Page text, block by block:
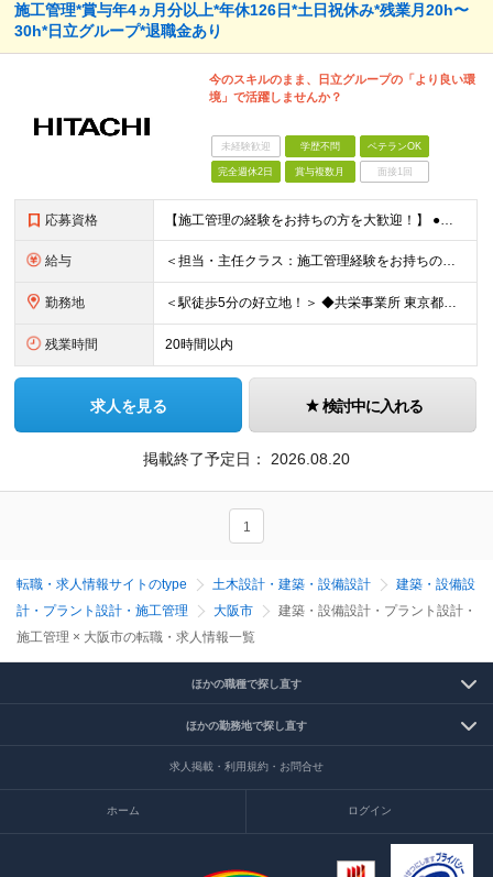
施工管理*賞与年4ヵ月分以上*年休126日*土日祝休み*残業月20h〜
30h*日立グループ*退職金あり
今のスキルのまま、日立グループの「より良い環
境」で活躍しませんか？
未経験歓迎 学歴不問 ベテランOK
完全週休2日 賞与複数月 面接1回
応募資格 【施工管理の経験をお持ちの方を大歓迎！】 ●普通自動車免許（AT限定可） ●下記いずれかの経験をお持ちの方 └電気・機械・土木・建築の勉強をした経験 └電気・機械系の資格をお持ちの方 └設備業や建築業
給与 ＜担当・主任クラス：施工管理経験をお持ちの方＞ 年収：340万円～600万円＋時間外手当＋諸手当 月給：21万円～38万円＋諸手当 ※経験・スキルにより優遇 ※残業代は別途支給します ※賞与：年2回（
勤務地 ＜駅徒歩5分の好立地！＞ ◆共栄事業所 東京都練馬区豊玉北6-15-14 共栄ビル3階 ◆栃木事業所 栃木県宇都宮市下栗1丁目17番1号 ◆大阪事業所 大阪府大阪市中央区久太郎町1丁目4番8号
残業時間 20時間以内
求人を見る 検討中に入れる
掲載終了予定日： 2026.08.20
1
転職・求人情報サイトのtype 土木設計・建築・設備設計
建築・設備設
計・プラント設計・施工管理
大阪市
建築・設備設計・プラント設計・
施工管理 × 大阪市の転職・求人情報一覧
ほかの職種で探し直す
ほかの勤務地で探し直す
求人掲載・利用規約・お問合せ
ホーム ログイン